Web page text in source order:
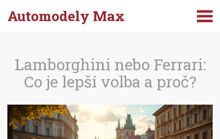
Automodely Max
Lamborghini nebo Ferrari:
Co je lepší volba a proč?